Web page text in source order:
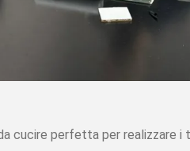
cucire perfetta per realizzare i